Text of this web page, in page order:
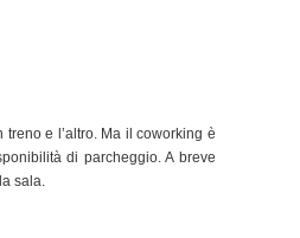
e l’altro. Ma il coworking è
di parcheggio. A breve
sala.